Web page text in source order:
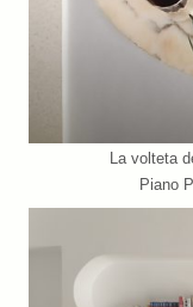
La volteta
Piano